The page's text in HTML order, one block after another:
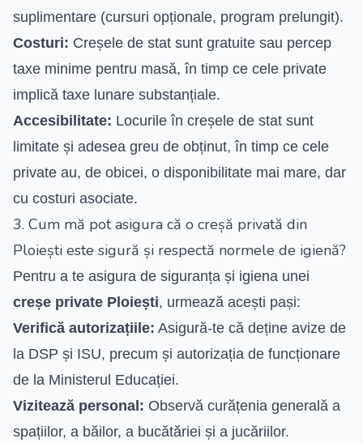
suplimentare (cursuri opționale, program prelungit).
Costuri: Creșele de stat sunt gratuite sau percep
taxe minime pentru masă, în timp ce cele private
implică taxe lunare substanțiale.
Accesibilitate: Locurile în creșele de stat sunt
limitate și adesea greu de obținut, în timp ce cele
private au, de obicei, o disponibilitate mai mare, dar
cu costuri asociate.
3. Cum mă pot asigura că o creșă privată din
Ploiești este sigură și respectă normele de igienă?
Pentru a te asigura de siguranța și igiena unei
creșe private Ploiești, urmează acești pași:
Verifică autorizațiile: Asigură-te că deține avize de
la DSP și ISU, precum și autorizația de funcționare
de la Ministerul Educației.
Vizitează personal: Observă curățenia generală a
spațiilor, a băilor, a bucătăriei și a jucăriilor.